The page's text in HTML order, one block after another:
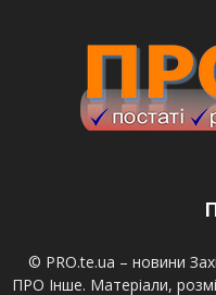
© PRO.te.ua – новини
ПРО Інше. Матеріали,